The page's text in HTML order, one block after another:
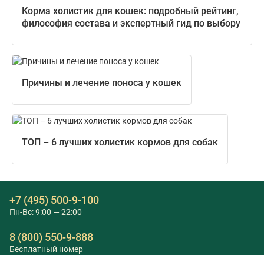
Корма холистик для кошек: подробный рейтинг,
философия состава и экспертный гид по выбору
Причины и лечение поноса у кошек
ТОП – 6 лучших холистик кормов для собак
+7 (495) 500-9-100
Пн-Вс: 9:00 — 22:00
8 (800) 550-9-888
Бесплатный номер